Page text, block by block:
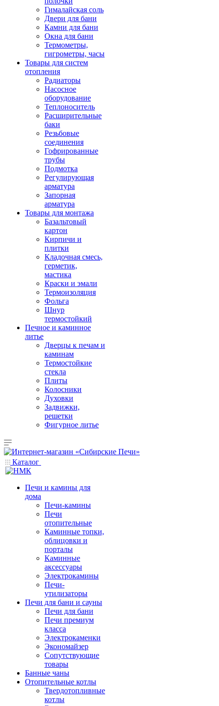
Гималайская соль
Двери для бани
Камни для бани
Окна для бани
Термометры,
гигрометры, часы
Товары для систем
отопления
Радиаторы
Насосное
оборудование
Теплоноситель
Расширительные
баки
Резьбовые
соединения
Гофрированные
трубы
Подмотка
Регулирующая
арматура
Запорная
арматура
Товары для монтажа
Базальтовый
картон
Кирпичи и
плитки
Кладочная смесь,
герметик,
мастика
Краски и эмали
Термоизоляция
Фольга
Шнур
термостойкий
Печное и каминное
литье
Дверцы к печам и
каминам
Термостойкие
стекла
Плиты
Колосники
Духовки
Задвижки,
решетки
Фигурное литье
Каталог
Печи и камины для
дома
Печи-камины
Печи
отопительные
Каминные топки,
облицовки и
порталы
Каминные
аксессуары
Электрокамины
Печи-
утилизаторы
Печи для бани и сауны
Печи для бани
Печи премиум
класса
Электрокаменки
Экономайзер
Сопутствующие
товары
Банные чаны
Отопительные котлы
Твердотопливные
котлы